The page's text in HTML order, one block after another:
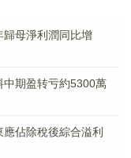
母淨利潤同比增
中期盈转亏約5300萬
佔除稅後綜合溢利